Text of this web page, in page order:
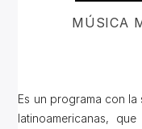
MÚSICA
Es un programa con
latinoamericanas,